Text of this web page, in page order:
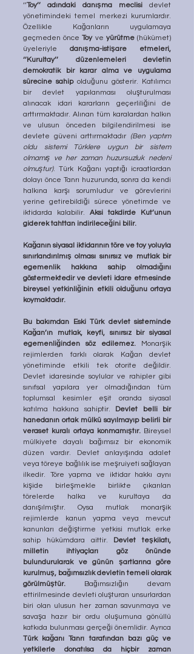
‘’Toy’’ adındaki danışma meclisi devlet
yönetimindeki temel merkezi kurumlardır.
Özellikle Kağanların uygulamaya
geçmeden önce Toy ve yürütme (hükümet)
üyeleriyle danışma-istişare etmeleri,
‘’Kurultay’’ düzenlemeleri devletin
demokratik bir karar alma ve uygulama
sürecine sahip olduğunu gösterir. Katılımcı
bir devlet yapılanması oluşturulması
alınacak idari kararların geçerliliğini de
arttırmaktadır. Alınan tüm karalardan halkın
ve ulusun önceden bilgilendirilmesi ise
devlete güveni arttırmaktadır (Ben yaptım
oldu sistemi Türklere uygun bir sistem
olmamış ve her zaman huzursuzluk nedeni
olmuştur). Türk Kağanı yaptığı icraatlardan
dolayı önce Tanrı huzurunda, sonra da kendi
halkına karşı sorumludur ve görevlerini
yerine getirebildiği sürece yönetimde ve
iktidarda kalabilir. Aksi takdirde Kut’unun
giderek tahttan indirileceğini bilir.
Kağanın siyasal iktidarının töre ve toy yoluyla
sınırlandırılmış olması sınırsız ve mutlak bir
egemenlik hakkına sahip olmadığını
göstermektedir ve devleti idare etmesinde
bireysel yetkinliğinin etkili olduğunu ortaya
koymaktadır.
Bu bakımdan Eski Türk devlet sisteminde
Kağan’ın mutlak, keyfi, sınırsız bir siyasal
egemenliğinden söz edilemez. Monarşik
rejimlerden farklı olarak Kağan devlet
yönetiminde etkili tek otorite değildir.
Devlet idaresinde soylular ve rahipler gibi
sınıfsal yapılara yer olmadığından tüm
toplumsal kesimler eşit oranda siyasal
katılma hakkına sahiptir. Devlet belli bir
hanedanın ortak mülkü sayılmayıp belirli bir
veraset kuralı ortaya konmamıştır. Bireysel
mülkiyete dayalı bağımsız bir ekonomik
düzen vardır. Devlet anlayışında adalet
veya töreye bağlılık ise meşruiyeti sağlayan
ilkedir. Töre yapma ve iktidar hakkı aynı
kişide birleşmekle birlikte çıkarılan
törelerde halka ve kurultaya da
danışılmıştır. Oysa mutlak monarşik
rejimlerde kanun yapma veya mevcut
kanunları değiştirme yetkisi mutlak erke
sahip hükümdara aittir. Devlet teşkilatı,
milletin ihtiyaçları göz önünde
bulundurularak ve günün şartlarına göre
kurulmuş, bağımsızlık devletin temeli olarak
görülmüştür. Bağımsızlığın devam
ettirilmesinde devleti oluşturan unsurlardan
biri olan ulusun her zaman savunmaya ve
savaşa hazır bir ordu oluşumuna gönüllü
Türk kağanı Tanrı tarafından bazı güç ve
yetkilerle donatılsa da hiçbir zaman